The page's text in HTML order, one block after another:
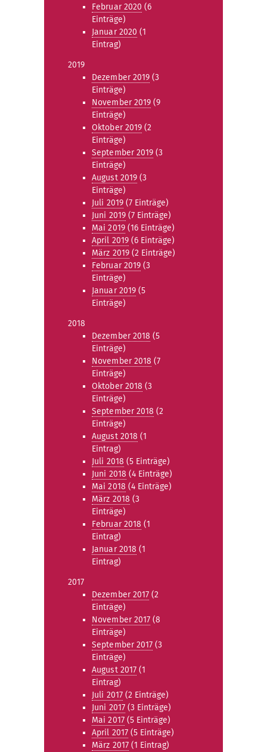
Februar 2020 (6
Einträge)
Januar 2020 (1
Eintrag)
2019
Dezember 2019 (3
Einträge)
November 2019 (9
Einträge)
Oktober 2019 (2
Einträge)
September 2019 (3
Einträge)
August 2019 (3
Einträge)
Juli 2019(7 Einträge)
Juni 2019(7 Einträge)
Mai 2019(16 Einträge)
April 2019 (6 Einträge)
März 2019(2 Einträge)
Februar 2019 (3
Einträge)
Januar 2019 (5
Einträge)
2018
Dezember 2018 (5
Einträge)
November 2018 (7
Einträge)
Oktober 2018 (3
Einträge)
September 2018 (2
Einträge)
August 2018 (1
Eintrag)
Juli 2018 (5 Einträge)
Juni 2018 (4 Einträge)
Mai 2018 (4 Einträge)
März 2018 (3
Einträge)
Februar 2018 (1
Eintrag)
Januar 2018 (1
Eintrag)
2017
Dezember 2017 (2
Einträge)
November 2017 (8
Einträge)
September 2017 (3
Einträge)
August 2017 (1
Eintrag)
Juli 2017(2 Einträge)
Juni 2017(3 Einträge)
Mai 2017(5 Einträge)
April 2017 (5 Einträge)
März 2017(1 Eintrag)